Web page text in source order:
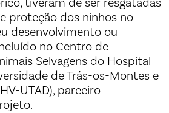
proteção dos ninhos no
desenvolvimento ou
no Centro de
Selvagens do Hospital
de Trás-os-Montes e
UTAD), parceiro